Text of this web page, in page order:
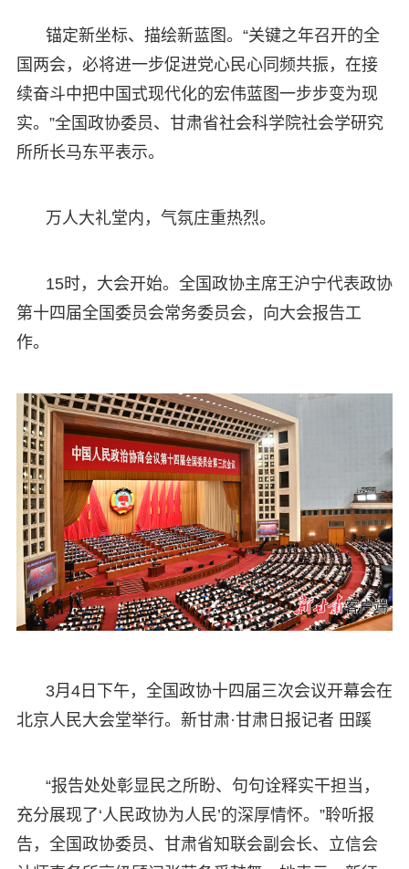
锚定新坐标、描绘新蓝图。“关键之年召开的全
国两会，必将进一步促进党心民心同频共振，在接
续奋斗中把中国式现代化的宏伟蓝图一步步变为现
实。”全国政协委员、甘肃省社会科学院社会学研究
所所长马东平表示。
万人大礼堂内，气氛庄重热烈。
15时，大会开始。全国政协主席王沪宁代表政协
第十四届全国委员会常务委员会，向大会报告工
作。
3月4日下午，全国政协十四届三次会议开幕会在
北京人民大会堂举行。新甘肃·甘肃日报记者 田蹊
“报告处处彰显民之所盼、句句诠释实干担当，
充分展现了‘人民政协为人民’的深厚情怀。”聆听报
告，全国政协委员、甘肃省知联会副会长、立信会